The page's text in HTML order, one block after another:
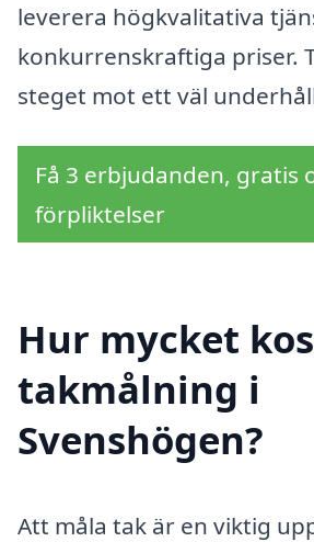
leverera högkvalitativa
konkurrenskraftiga priser.
steget mot ett väl
Få 3 erbjudanden, gratis
förpliktelser
Hur mycket
takmålning i
Svenshögen?
Att måla tak är en viktig